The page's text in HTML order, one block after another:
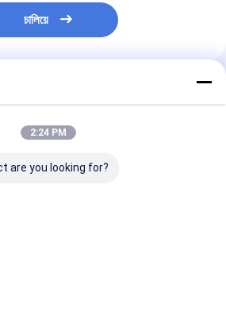
চালিয়ে
2:24 PM
are you looking for?